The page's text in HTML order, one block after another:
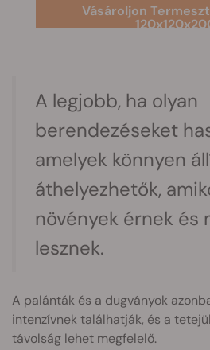
Vásároljon
A legjobb, ha olyan
berendezéseket
amelyek könnyen
áthelyezhetők,
növények érnek és
lesznek.
A palánták és a dugványok
intenzívnek találhatják, és a
távolság lehet megfelelő.